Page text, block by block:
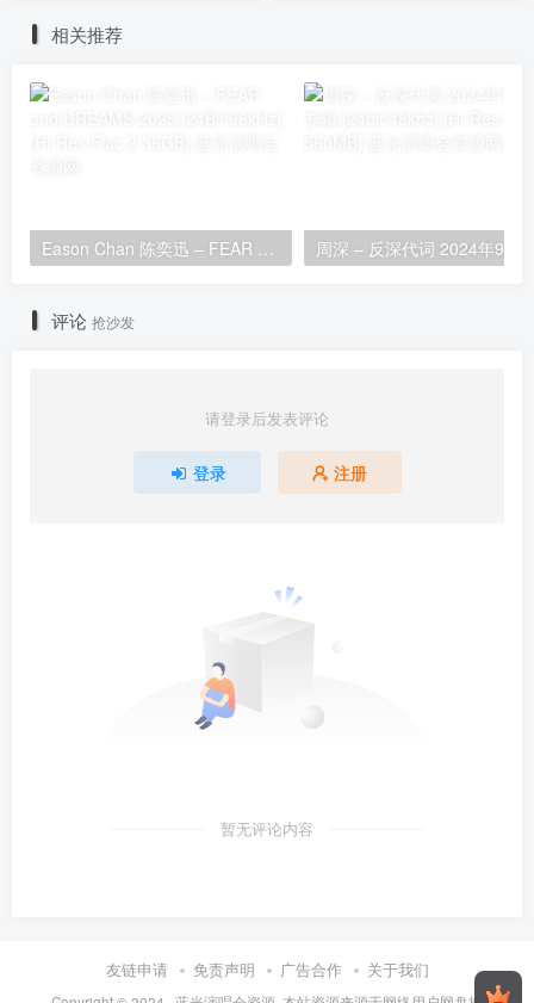
941MB]
相关推荐
Eason Chan 陈奕迅 – FEAR and DREAMS 2025 [24Bit/96kHz] [Hi-Res Flac 2.36GB]
评论 抢沙发
请登录后发表评论
登录 注册
暂无评论内容
友链申请 免责声明 广告合作 关于我们